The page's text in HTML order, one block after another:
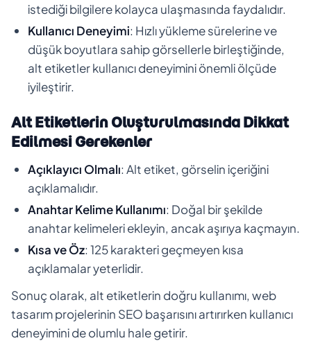
istediği bilgilere kolayca ulaşmasında faydalıdır.
Kullanıcı Deneyimi: Hızlı yükleme sürelerine ve
düşük boyutlara sahip görsellerle birleştiğinde,
alt etiketler kullanıcı deneyimini önemli ölçüde
iyileştirir.
Alt Etiketlerin Oluşturulmasında Dikkat
Edilmesi Gerekenler
Açıklayıcı Olmalı: Alt etiket, görselin içeriğini
açıklamalıdır.
Anahtar Kelime Kullanımı: Doğal bir şekilde
anahtar kelimeleri ekleyin, ancak aşırıya kaçmayın.
Kısa ve Öz: 125 karakteri geçmeyen kısa
açıklamalar yeterlidir.
Sonuç olarak, alt etiketlerin doğru kullanımı, web
tasarım projelerinin SEO başarısını artırırken kullanıcı
deneyimini de olumlu hale getirir.